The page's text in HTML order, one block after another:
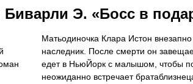
Биварли Э. «Босс в
Мать­одиночка Клара Истон
наследник. После смерти он
едет в Нью­Йорк с малышом, чтобы
неожиданно встречает